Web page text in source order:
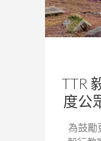
TTR
度公
為鼓勵